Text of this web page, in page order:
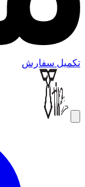
تکمیل سفارش